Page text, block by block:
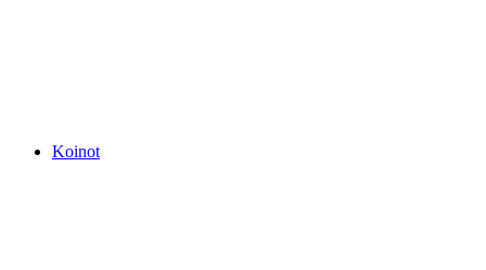
Koinot